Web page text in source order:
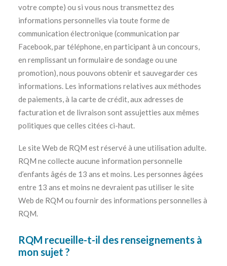
votre compte) ou si vous nous transmettez des
informations personnelles via toute forme de
communication électronique (communication par
Facebook, par téléphone, en participant à un concours,
en remplissant un formulaire de sondage ou une
promotion), nous pouvons obtenir et sauvegarder ces
informations. Les informations relatives aux méthodes
de paiements, à la carte de crédit, aux adresses de
facturation et de livraison sont assujetties aux mêmes
politiques que celles citées ci-haut.
Le site Web de RQM est réservé à une utilisation adulte.
RQM ne collecte aucune information personnelle
d’enfants âgés de 13 ans et moins. Les personnes âgées
entre 13 ans et moins ne devraient pas utiliser le site
Web de RQM ou fournir des informations personnelles à
RQM.
RQM recueille-t-il des renseignements à
mon sujet ?